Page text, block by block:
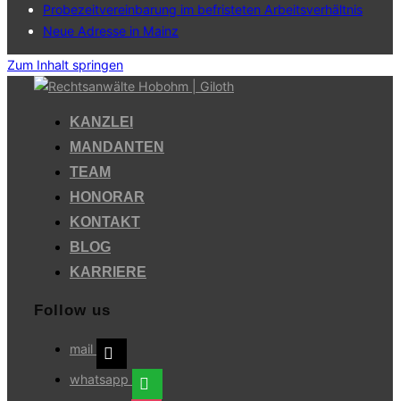
Probezeitvereinbarung im befristeten Arbeitsverhältnis
Neue Adresse in Mainz
Zum Inhalt springen
KANZLEI
MANDANTEN
TEAM
HONORAR
KONTAKT
BLOG
KARRIERE
Follow us
mail
whatsapp